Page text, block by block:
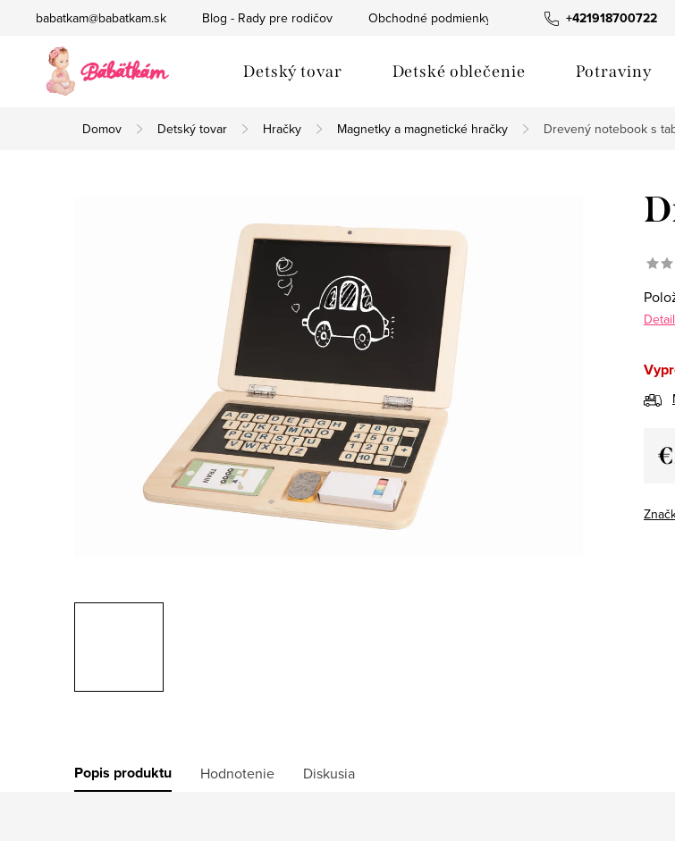
+421918700722
babatkam@babatkam.sk Blog - Rady pre rodičov Obchodné podmienky Fotogaléria produktov
Detský tovar Detské oblečenie Potraviny
Domov Detský tovar Hračky Magnetky a magnetické hračky Drevený notebook s
Popis produktu Hodnotenie Diskusia